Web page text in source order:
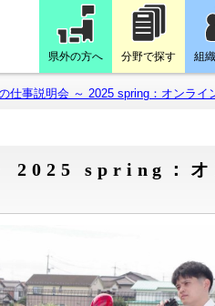
県外の方へ 分野で探す 組
仕事説明会 ～ 2025 spring：オンライ
2025 spring：オ